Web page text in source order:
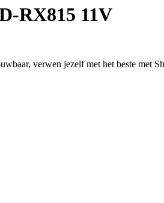
RX815 11V
verwen jezelf met het beste met